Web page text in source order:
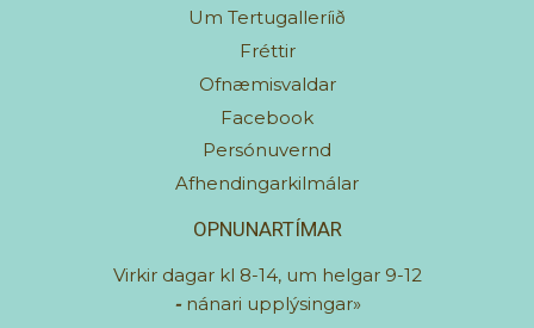
Um Tertugalleríið
Fréttir
Ofnæmisvaldar
Facebook
Persónuvernd
Afhendingarkilmálar
OPNUNARTÍMAR
Virkir dagar kl 8-14, um helgar 9-12
- nánari upplýsingar»